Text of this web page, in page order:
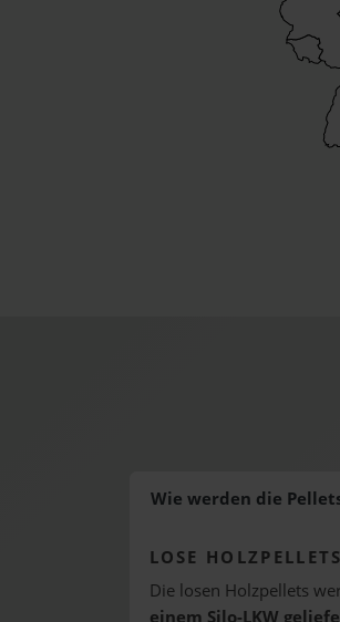
Wie werden die
LOSE HOLZPELLETS
Die losen Holzpellets
einem Silo-LKW